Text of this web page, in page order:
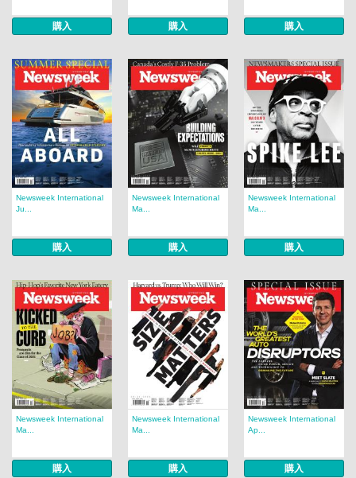
購入 購入 購入
Newsweek International
Ju...
購入
Newsweek International
Ma...
購入
Newsweek International
Ma...
購入
Newsweek International
Ma...
購入
Newsweek International
Ma...
購入
Newsweek International
Ap...
購入